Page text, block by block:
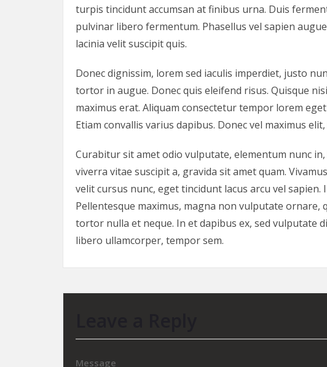
turpis tincidunt accumsan at finibus urna. Duis
pulvinar libero fermentum. Phasellus vel sapien
lacinia velit suscipit quis.
Donec dignissim, lorem sed iaculis imperdiet, justo
tortor in augue. Donec quis eleifend risus. Quisque
maximus erat. Aliquam consectetur tempor lorem
Etiam convallis varius dapibus. Donec vel maximus
Curabitur sit amet odio vulputate, elementum nunc
viverra vitae suscipit a, gravida sit amet quam.
velit cursus nunc, eget tincidunt lacus arcu vel
Pellentesque maximus, magna non vulputate ornare,
tortor nulla et neque. In et dapibus ex, sed vulputate
libero ullamcorper, tempor sem.
Message